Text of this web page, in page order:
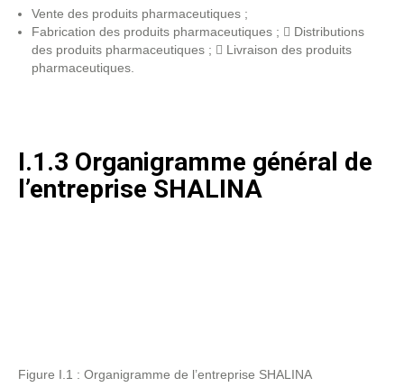
Vente des produits pharmaceutiques ;
Fabrication des produits pharmaceutiques ;  Distributions
des produits pharmaceutiques ;  Livraison des produits
pharmaceutiques.
I.1.3 Organigramme général de
l’entreprise SHALINA
Figure I.1 : Organigramme de l’entreprise SHALINA